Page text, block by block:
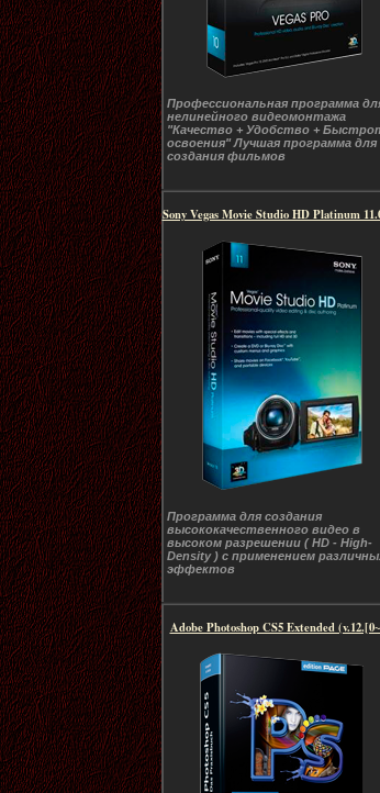
Профессиональная программа
нелинейного видеомонтажа
"Качество + Удобство +
освоения" Лучшая программа для
создания фильмов
Sony Vegas Movie Studio HD Platinum
Программа для создания
высококачественного видео в
высоком разрешении ( HD - High-
Density ) с применением
эффектов
Adobe Photoshop CS5 Extended